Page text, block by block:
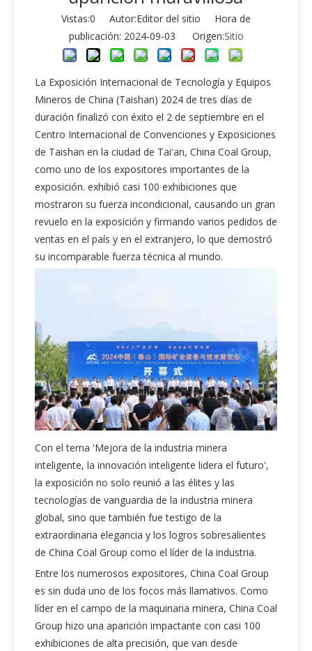
Vistas:0 Autor:Editor del sitio Hora de
publicación: 2024-09-03 Origen:Sitio
La Exposición Internacional de Tecnología y Equipos
Mineros de China (Taishan) 2024 de tres días de
duración finalizó con éxito el 2 de septiembre en el
Centro Internacional de Convenciones y Exposiciones
de Taishan en la ciudad de Tai'an, China Coal Group,
como uno de los expositores importantes de la
exposición. exhibió casi 100 exhibiciones que
mostraron su fuerza incondicional, causando un gran
revuelo en la exposición y firmando varios pedidos de
ventas en el país y en el extranjero, lo que demostró
su incomparable fuerza técnica al mundo.
Con el tema 'Mejora de la industria minera
inteligente, la innovación inteligente lidera el futuro',
la exposición no solo reunió a las élites y las
tecnologías de vanguardia de la industria minera
global, sino que también fue testigo de la
extraordinaria elegancia y los logros sobresalientes
de China Coal Group como el líder de la industria.
Entre los numerosos expositores, China Coal Group
es sin duda uno de los focos más llamativos. Como
líder en el campo de la maquinaria minera, China Coal
Group hizo una aparición impactante con casi 100
exhibiciones de alta precisión, que van desde